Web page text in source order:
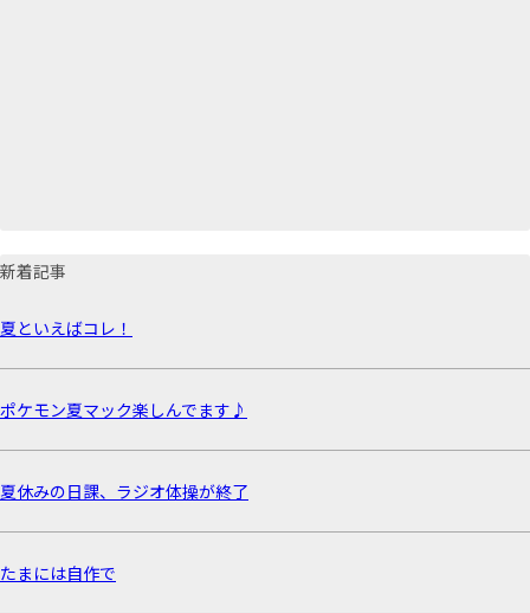
新着記事
夏といえばコレ！
ポケモン夏マック楽しんでます♪
夏休みの日課、ラジオ体操が終了
たまには自作で